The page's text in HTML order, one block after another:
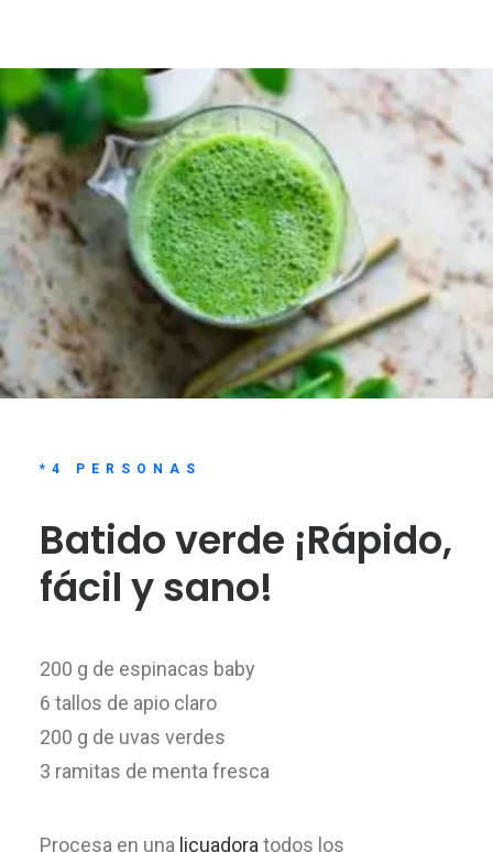
*4 PERSONAS
Batido verde ¡Rápido,
fácil y sano!
200 g de espinacas baby
6 tallos de apio claro
200 g de uvas verdes
3 ramitas de menta fresca
Procesa en una licuadora todos los